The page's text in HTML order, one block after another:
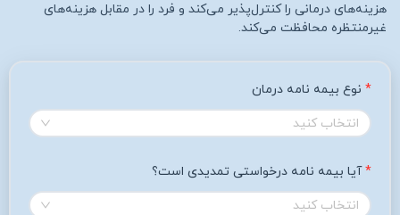
هزینه‌های درمانی را کنترل‌پذیر می‌کند و فرد را در مقابل هزینه‌های
غیرمنتظره محافظت می‌کند.
نوع بیمه نامه درمان
انتخاب کنید
آیا بیمه نامه درخواستی تمدیدی است؟
انتخاب کنید